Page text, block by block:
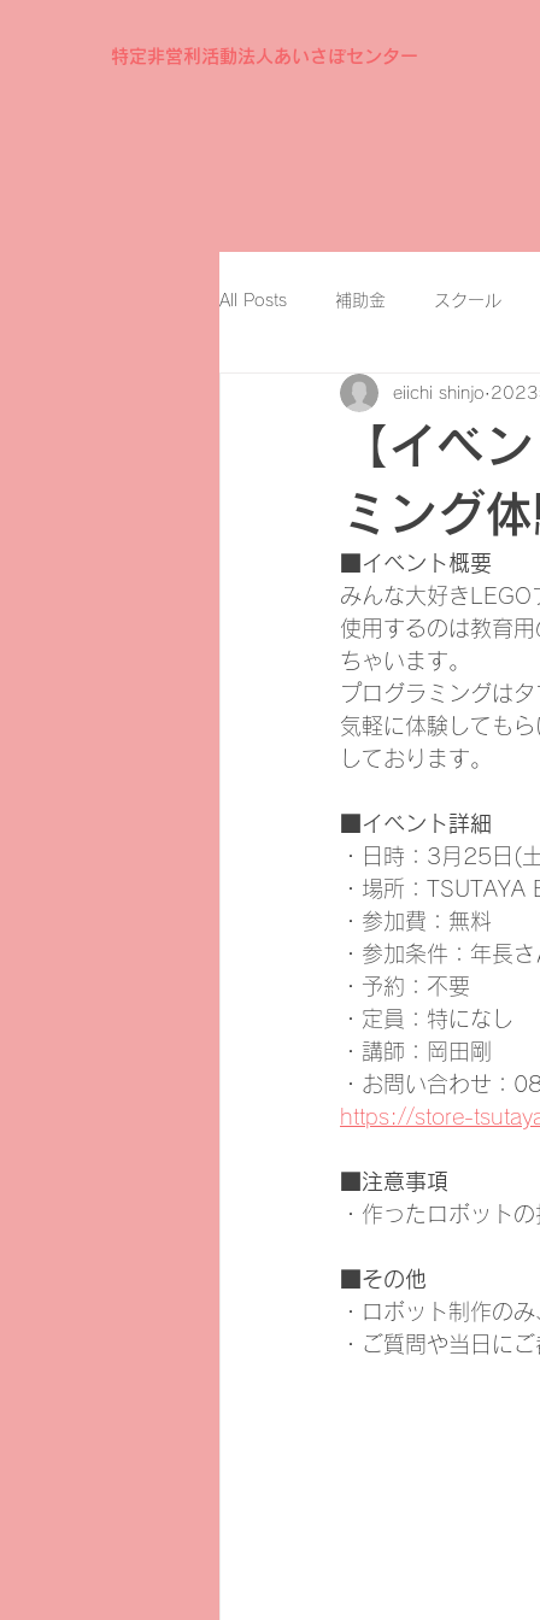
特定非営利活動法人あいさぽセンター
All Posts 補助金 スクール
【イベ
ミング
eiichi shinjo 2023
■イベント概要
みんな大好きLEGO
使用するのは教育
ちゃいます。
プログラミングは
気軽に体験しても
しております。
■イベント詳細
・日時：3月25日
・場所：
・参加費：無料
・参加条件：年長
・予約：不要
・定員：特になし
・講師：岡田剛
・お問い合わせ
https://store-
■注意事項
・作ったロボット
■その他
・ロボット制作の
・ご質問や当日に